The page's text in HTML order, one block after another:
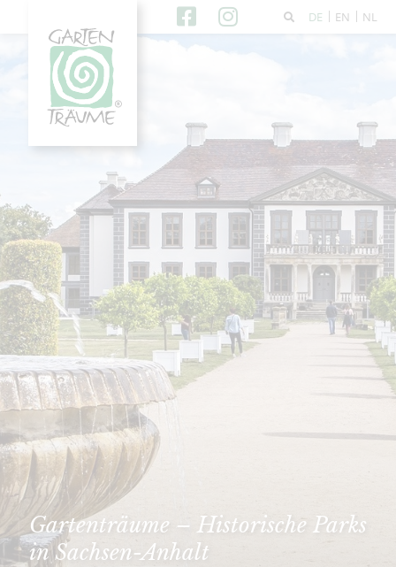
DE EN NL
Gartenträume – Historische Parks
in Sachsen-Anhalt